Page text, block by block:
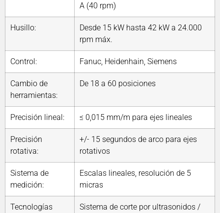
A (40 rpm)
Husillo:
Desde 15 kW hasta 42 kW a 24.000
rpm máx.
Control: Fanuc, Heidenhain, Siemens
Cambio de
herramientas:
De 18 a 60 posiciones
Precisión lineal: ≤ 0,015 mm/m para ejes lineales
Precisión
rotativa:
+/- 15 segundos de arco para ejes
rotativos
Sistema de
medición:
Escalas lineales, resolución de 5
micras
Tecnologías
Sistema de corte por ultrasonidos /